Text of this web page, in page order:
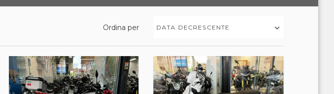
Ordina per DATA DECRESCENTE